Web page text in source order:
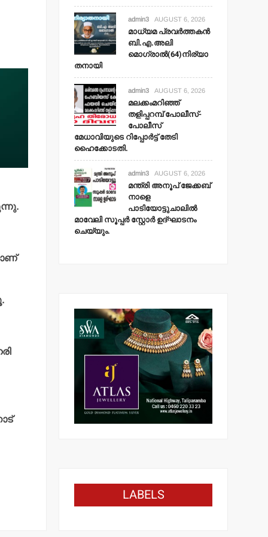
admin3 AUGUST 6, 2026
മാധ്യമ പ്രവര്‍ത്തകന്‍
ബി.എ.അലി
മൊഗ്രാല്‍(64)നിര്യാ
തനായി
admin3 AUGUST 6, 2026
മലക്കംമറിഞ്ഞ്
തളിപ്പറമ്പ് പോലീസ്-
പോലീസ്
മേധാവിയുടെ റിപ്പോര്‍ട്ട് തേടി
ഹൈക്കോടതി.
admin3 AUGUST 6, 2026
മന്ത്രി അനൂപ് ജേക്കബ്
നാളെ
പാടിയോട്ടുചാലില്‍
മാവേലി സൂപ്പര്‍ സ്റ്റോര്‍ ഉദ്ഘാടനം
ചെയ്യും.
LABELS